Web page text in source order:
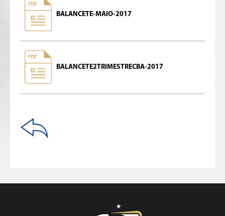
BALANCETE-MAIO-2017
BALANCETE2TRIMESTRECBA-2017